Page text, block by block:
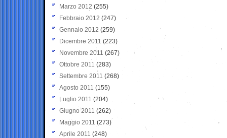
Marzo 2012 (255)
Febbraio 2012 (247)
Gennaio 2012 (259)
Dicembre 2011 (223)
Novembre 2011 (267)
Ottobre 2011 (283)
Settembre 2011 (268)
Agosto 2011 (155)
Luglio 2011 (204)
Giugno 2011 (262)
Maggio 2011 (273)
Aprile 2011 (248)